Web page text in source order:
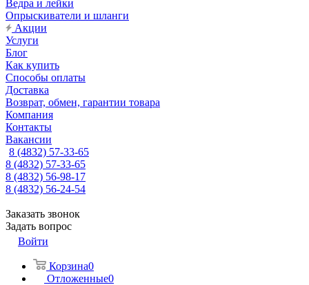
Ведра и лейки
Опрыскиватели и шланги
Акции
Услуги
Блог
Как купить
Способы оплаты
Доставка
Возврат, обмен, гарантии товара
Компания
Контакты
Вакансии
8 (4832) 57-33-65
8 (4832) 57-33-65
8 (4832) 56-98-17
8 (4832) 56-24-54
Заказать звонок
Задать вопрос
Войти
Корзина0
Отложенные0